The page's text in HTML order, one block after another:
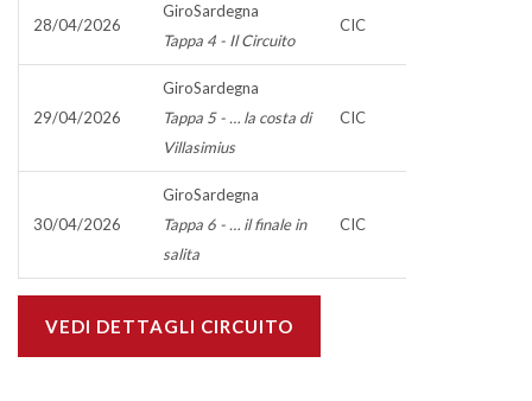
28/04/2026
GiroSardegna
Tappa 4 - Il Circuito
CIC
29/04/2026
GiroSardegna
Tappa 5 - … la costa di
Villasimius
CIC
30/04/2026
GiroSardegna
Tappa 6 - … il finale in
salita
CIC
VEDI DETTAGLI CIRCUITO